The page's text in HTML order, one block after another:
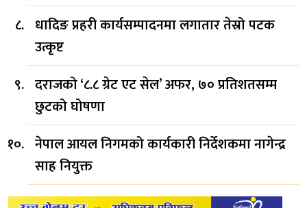
धादिङ प्रहरी कार्यसम्पादनमा लगातार तेस्रो पटक
उत्कृष्ट
दराजको ‘८.८ ग्रेट एट सेल’ अफर, ७० प्रतिशतसम्म
छुटको घोषणा
नेपाल आयल निगमको कार्यकारी निर्देशकमा नागेन्द्र
साह नियुक्त